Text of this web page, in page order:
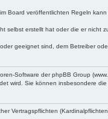
veröffentlichten Regeln
erstellt hat oder die er
geeignet sind, dem Betreiber
Software der phpBB Group
wird. Sie können insbesondere
Vertragspflichten